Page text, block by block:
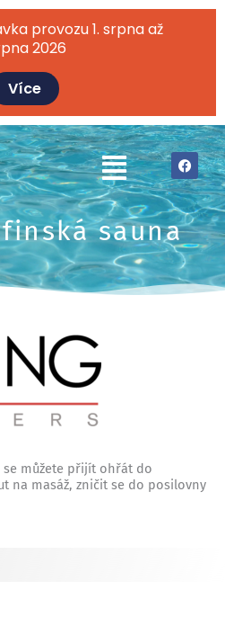
provozu 1. srpna až
2026
Více
Menu
F
a
c
e
b
o
o
k
sauna
můžete přijít ohřát do
na masáž, zničit se do posilovny